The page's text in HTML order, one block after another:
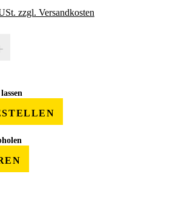
zzgl. Versandkosten